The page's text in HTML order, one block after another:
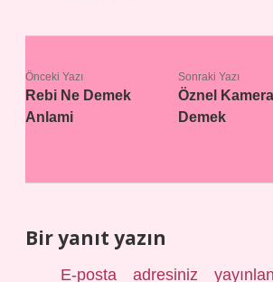
Önceki Yazı
Rebi Ne Demek
Anlami
Sonraki Yazı
Öznel Kamera
Demek
Bir yanıt yazın
E-posta adresiniz